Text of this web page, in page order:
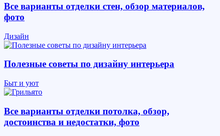
Все варианты отделки стен, обзор материалов,
фото
Дизайн
Полезные советы по дизайну интерьера
Быт и уют
Все варианты отделки потолка, обзор,
достоинства и недостатки, фото